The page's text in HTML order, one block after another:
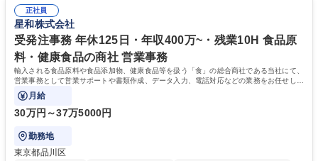
指定する業務 募集職種 横浜市【共済金支払事務】金融保険業界経験歓迎/
各種手当充実/転勤無
務へのキャリアチェンジ希望者も大歓迎です！ 学歴・資格 学歴：大学院
大学 高専 短大 専修学校 高校 語学力： 資格：
正社員
星和株式会社
受発注事務 年休125日・年収400万~・残業10H 食品原
料・健康食品の商社 営業事務
輸入される食品原料や食品添加物、健康食品等を扱う「食」の総合商社である当社にて、
営業事務として営業サポートや書類作成、データ入力、電話対応などの業務をお任せしま
す。
月給
30万円～37万5000円
勤務地
東京都品川区